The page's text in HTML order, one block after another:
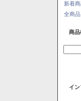
新着商
全商品
商品
イン